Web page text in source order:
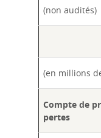
(non audités)
(en millions
Compte de
pertes